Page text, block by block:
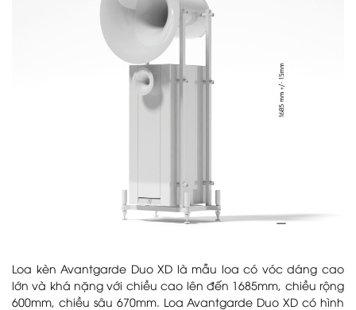
Loa kèn Avantgarde Duo XD là mẫu loa có vóc dáng cao
lớn và khá nặng với chiều cao lên đến 1685mm, chiều rộng
600mm, chiều sâu 670mm. Loa Avantgarde Duo XD có hình